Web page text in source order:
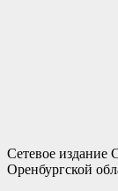
Сетевое издание
Оренбургской